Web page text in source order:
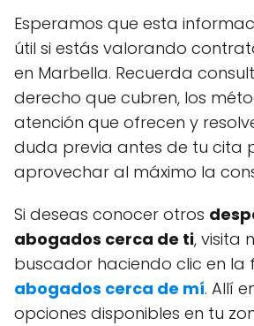
Esperamos que esta
útil si estás valorando
en Marbella. Recuerda
derecho que cubren, los
atención que ofrecen y
duda previa antes de tu cita
aprovechar al máximo la
Si deseas conocer otros
abogados cerca de ti, visita
buscador haciendo clic en la
abogados cerca de mí. Allí
opciones disponibles en tu